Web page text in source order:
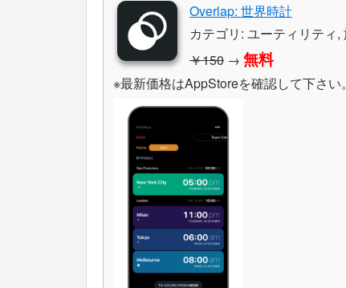
Overlap: 世界時計
カテゴリ: ユーティリティ,
￥150 → 無料
※最新価格はAppStoreを確認して下さい。